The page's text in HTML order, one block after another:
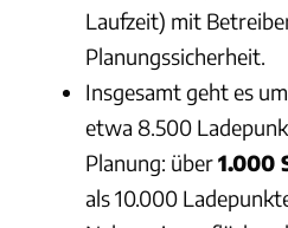
Laufzeit) mit
Planungssicherheit.
Insgesamt geht es
etwa 8.500
Planung: über1.000
als 10.000